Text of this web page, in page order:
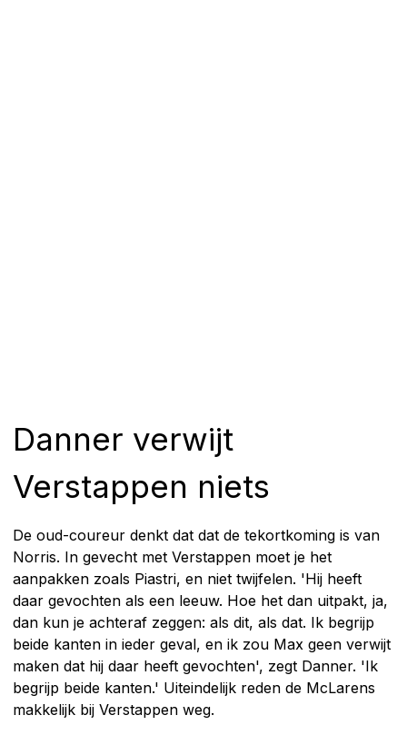
Danner verwijt
Verstappen niets
De oud-coureur denkt dat dat de tekortkoming is van
Norris. In gevecht met Verstappen moet je het
aanpakken zoals Piastri, en niet twijfelen. 'Hij heeft
daar gevochten als een leeuw. Hoe het dan uitpakt, ja,
dan kun je achteraf zeggen: als dit, als dat. Ik begrijp
beide kanten in ieder geval, en ik zou Max geen verwijt
maken dat hij daar heeft gevochten', zegt Danner. 'Ik
begrijp beide kanten.' Uiteindelijk reden de McLarens
makkelijk bij Verstappen weg.